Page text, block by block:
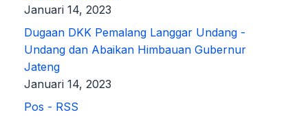
Januari 14, 2023
Dugaan DKK Pemalang Langgar Undang -
Undang dan Abaikan Himbauan Gubernur
Jateng
Januari 14, 2023
Pos - RSS